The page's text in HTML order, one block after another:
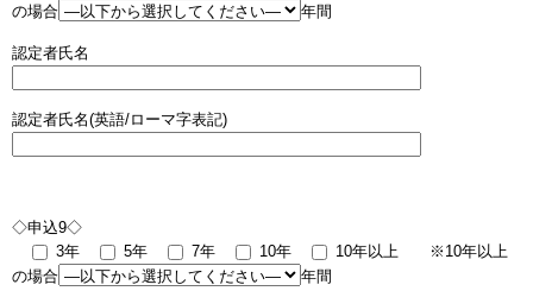
の場合
年間
認定者氏名
認定者氏名(英語/ローマ字表記)
◇申込9◇
3年
5年 7年 10年 10年以上 ※10年以上
の場合
年間